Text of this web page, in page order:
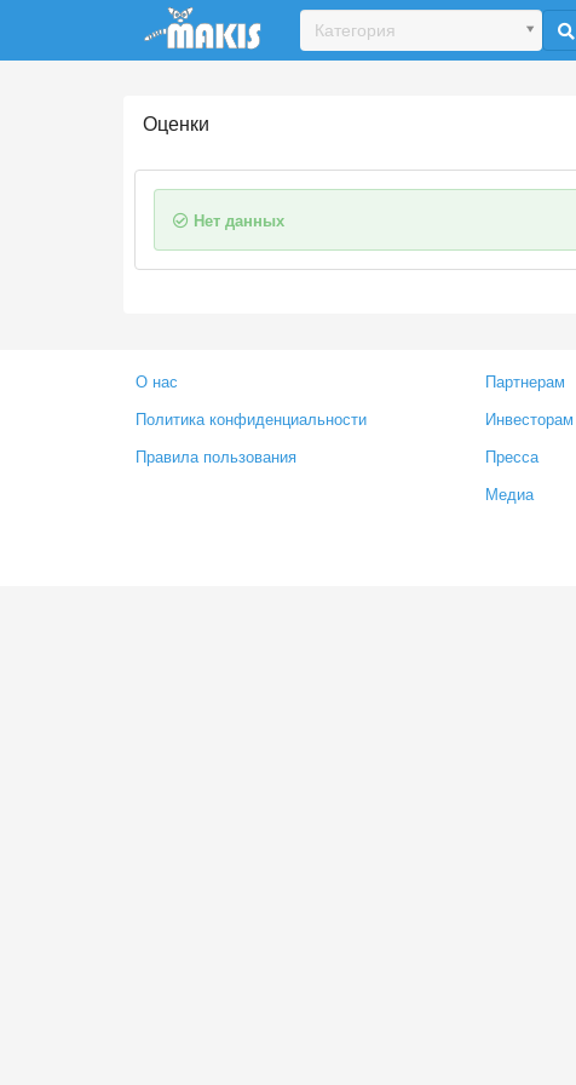
Update cookies preferences
Категория
Оценки
Нет данных
О нас
Политика конфиденциальности
Правила пользования
Партнерам
Инвесторам
Пресса
Медиа